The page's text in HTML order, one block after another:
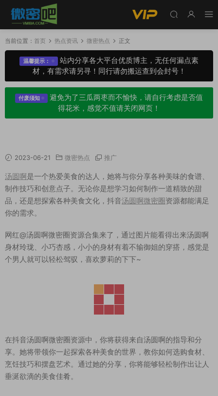
当前位置： 首页 热点资讯 微密热点 正文
温馨提示：
站内分享各大平台优质博主，无任何漏点素
材，有需求请另寻！同行请勿搬运查到会封号！
付废须知
避免为了三瓜两枣而不愉快，请自行考虑是否值
得花米，感觉不值请关闭网页！
2023-06-21 微密热点 推广
汤圆啊是一个热爱美食的达人，她将与你分享各种美味的食谱、
制作技巧和创意点子。无论你是想学习如何制作一道精致的甜
品，还是想探索各种美食文化，抖音汤圆啊微密圈资源都能满足
你的需求。
网红@汤圆啊微密圈资源合集来了，通过图片能看得出来汤圆啊
身材玲珑、小巧杏感，小小的身材有着不输御姐的穿搭，感觉是
个男人就可以轻松驾驭，喜欢萝莉的下下~
在抖音汤圆啊微密圈资源中，你将获得来自汤圆啊的指导和分
享。她将带领你一起探索各种美食的世界，教你如何选购食材、
烹饪技巧和摆盘艺术。通过她的分享，你将能够轻松制作出让人
垂涎欲滴的美食佳肴。